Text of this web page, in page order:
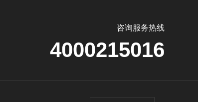
咨询服务热线
4000215016